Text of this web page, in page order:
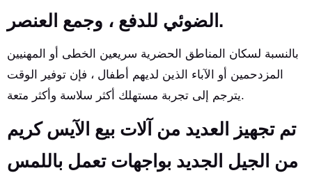
الضوئي للدفع ، وجمع العنصر.
بالنسبة لسكان المناطق الحضرية سريعين الخطى أو المهنيين
المزدحمين أو الآباء الذين لديهم أطفال ، فإن توفير الوقت
يترجم إلى تجربة مستهلك أكثر سلاسة وأكثر متعة.
تم تجهيز العديد من آلات بيع الآيس كريم
من الجيل الجديد بواجهات تعمل باللمس